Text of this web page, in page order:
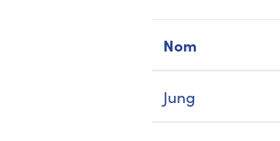
Nom
Jung